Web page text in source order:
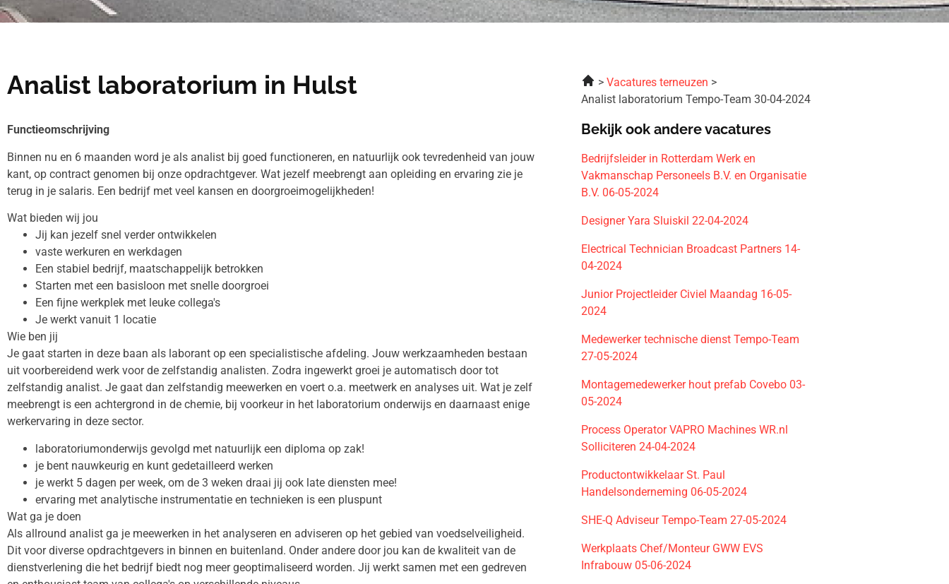
Analist laboratorium in Hulst
Functieomschrijving
Binnen nu en 6 maanden word je als analist bij goed functioneren, en natuurlijk ook tevredenheid van jouw
kant, op contract genomen bij onze opdrachtgever. Wat jezelf meebrengt aan opleiding en ervaring zie je
terug in je salaris. Een bedrijf met veel kansen en doorgroeimogelijkheden!
Wat bieden wij jou
Jij kan jezelf snel verder ontwikkelen
vaste werkuren en werkdagen
Een stabiel bedrijf, maatschappelijk betrokken
Starten met een basisloon met snelle doorgroei
Een fijne werkplek met leuke collega's
Je werkt vanuit 1 locatie
Wie ben jij
Je gaat starten in deze baan als laborant op een specialistische afdeling. Jouw werkzaamheden bestaan
uit voorbereidend werk voor de zelfstandig analisten. Zodra ingewerkt groei je automatisch door tot
zelfstandig analist. Je gaat dan zelfstandig meewerken en voert o.a. meetwerk en analyses uit. Wat je zelf
meebrengt is een achtergrond in de chemie, bij voorkeur in het laboratorium onderwijs en daarnaast enige
werkervaring in deze sector.
laboratoriumonderwijs gevolgd met natuurlijk een diploma op zak!
je bent nauwkeurig en kunt gedetailleerd werken
je werkt 5 dagen per week, om de 3 weken draai jij ook late diensten mee!
ervaring met analytische instrumentatie en technieken is een pluspunt
Wat ga je doen
Als allround analist ga je meewerken in het analyseren en adviseren op het gebied van voedselveiligheid.
Dit voor diverse opdrachtgevers in binnen en buitenland. Onder andere door jou kan de kwaliteit van de
dienstverlening die het bedrijf biedt nog meer geoptimaliseerd worden. Jij werkt samen met een gedreven
Vacatures terneuzen
Analist laboratorium Tempo-Team 30-04-2024
Bekijk ook andere vacatures
Bedrijfsleider in Rotterdam Werk en
Vakmanschap Personeels B.V. en Organisatie
B.V. 06-05-2024
Designer Yara Sluiskil 22-04-2024
Electrical Technician Broadcast Partners 14-
04-2024
Junior Projectleider Civiel Maandag 16-05-
2024
Medewerker technische dienst Tempo-Team
27-05-2024
Montagemedewerker hout prefab Covebo 03-
05-2024
Process Operator VAPRO Machines WR.nl
Solliciteren 24-04-2024
Productontwikkelaar St. Paul
Handelsonderneming 06-05-2024
SHE-Q Adviseur Tempo-Team 27-05-2024
Werkplaats Chef/Monteur GWW EVS
Infrabouw 05-06-2024